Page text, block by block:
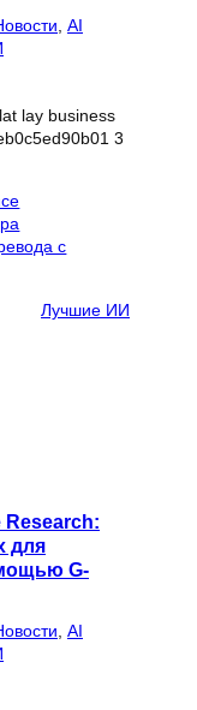
AI
Лучшие ИИ
Research:
для
G-
AI